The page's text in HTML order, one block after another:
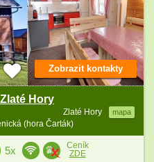
Hory
Zlaté Hory mapa
(hora Čarták)
Zobrazit kontakty
5x
Ceník
ZDE